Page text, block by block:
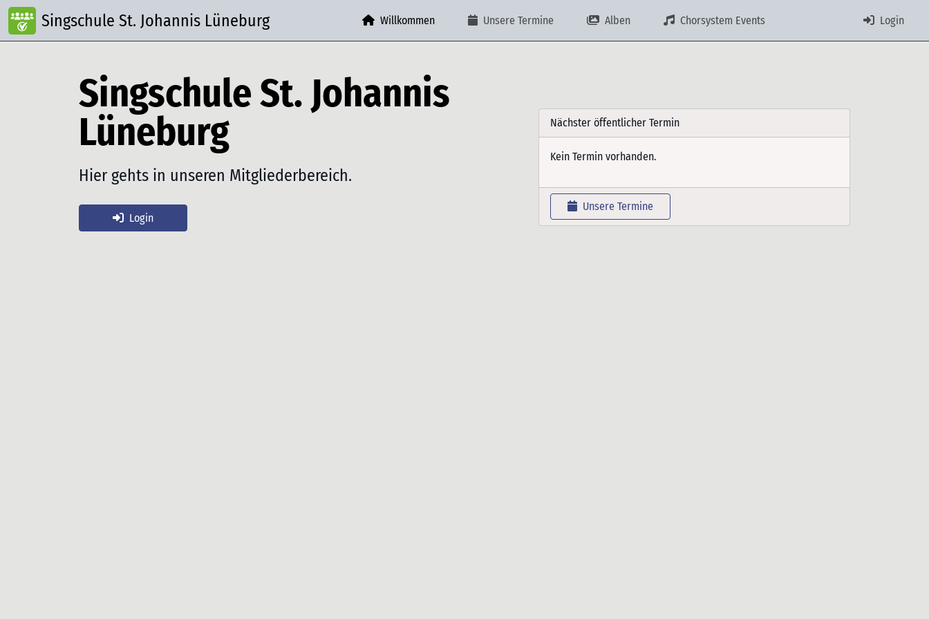
Singschule St. Johannis Lüneburg Willkommen Unsere Termine Alben Chorsystem Events Login
Singschule St. Johannis
Lüneburg
Hier gehts in unseren Mitgliederbereich.
Login
Nächster öffentlicher Termin
Kein Termin vorhanden.
Unsere Termine